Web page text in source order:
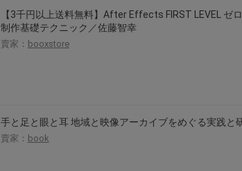
【3千円以上送料無料】After Effects FIRST LEVEL ゼ
制作基礎テクニック／佐藤智幸
賣家： booxstore
手と足と眼と耳 地域と映像アーカイブをめぐる実践と
賣家： book